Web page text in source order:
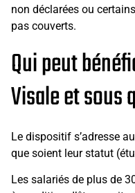
non déclarées ou
pas couverts.
Qui peut
Visale et sous
Le dispositif s’adresse
que soient leur statut
Les salariés de plus de